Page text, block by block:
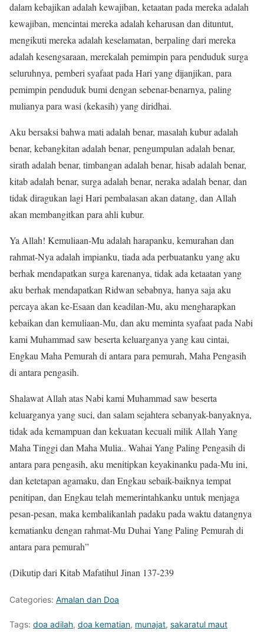
dalam kebajikan adalah kewajiban, ketaatan pada mereka adalah
kewajiban, mencintai mereka adalah keharusan dan dituntut,
mengikuti mereka adalah keselamatan, berpaling dari mereka
adalah kesengsaraan, merekalah pemimpin para penduduk surga
seluruhnya, pemberi syafaat pada Hari yang dijanjikan, para
pemimpin penduduk bumi dengan sebenar-benarnya, paling
mulianya para wasi (kekasih) yang diridhai.
Aku bersaksi bahwa mati adalah benar, masalah kubur adalah
benar, kebangkitan adalah benar, pengumpulan adalah benar,
sirath adalah benar, timbangan adalah benar, hisab adalah benar,
kitab adalah benar, surga adalah benar, neraka adalah benar, dan
tidak diragukan lagi Hari pembalasan akan datang, dan Allah
akan membangitkan para ahli kubur.
Ya Allah! Kemuliaan-Mu adalah harapanku, kemurahan dan
rahmat-Nya adalah impianku, tiada ada perbuatanku yang aku
berhak mendapatkan surga karenanya, tidak ada ketaatan yang
aku berhak mendapatkan Ridwan sebabnya, hanya saja aku
percaya akan ke-Esaan dan keadilan-Mu, aku mengharapkan
kebaikan dan kemuliaan-Mu, dan aku meminta syafaat pada Nabi
kami Muhammad saw beserta keluarganya yang kau cintai,
Engkau Maha Pemurah di antara para pemurah, Maha Pengasih
di antara pengasih.
Shalawat Allah atas Nabi kami Muhammad saw beserta
keluarganya yang suci, dan salam sejahtera sebanyak-banyaknya,
tidak ada kemampuan dan kekuatan kecuali milik Allah Yang
Maha Tinggi dan Maha Mulia.. Wahai Yang Paling Pengasih di
antara para pengasih, aku menitipkan keyakinanku pada-Mu ini,
dan ketetapan agamaku, dan Engkau sebaik-baiknya tempat
penitipan, dan Engkau telah memerintahkanku untuk menjaga
pesan-pesan, maka kembalikanlah padaku pada waktu datangnya
kematianku dengan rahmat-Mu Duhai Yang Paling Pemurah di
antara para pemurah”
(Dikutip dari Kitab Mafatihul Jinan 137-239
Categories: Amalan dan Doa
Tags: doa adilah, doa kematian, munajat, sakaratul maut